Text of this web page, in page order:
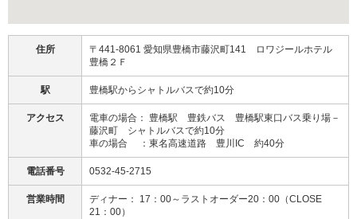
住所
〒441-8061 愛知県豊橋市藤沢町141 ロワジールホテル
豊橋２Ｆ
駅 豊橋駅からシャトルバスで約10分
アクセス
電車の場合： 豊橋駅 豊鉄バス 豊橋駅東口バス乗り場－
藤沢町 シャトルバスで約10分
車の場合 ：東名高速道路 豊川IC 約40分
電話番号 0532-45-2715
営業時間
ディナー： 17：00～ラストオーダー20：00（CLOSE
21：00）